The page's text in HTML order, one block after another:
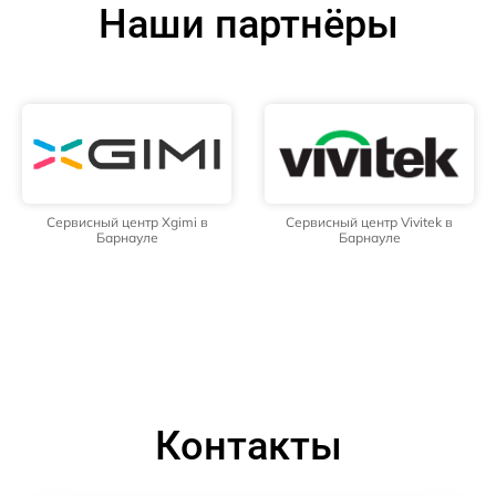
Наши партнёры
Сервисный центр Xgimi в
Барнауле
Сервисный центр Vivitek в
Барнауле
Контакты